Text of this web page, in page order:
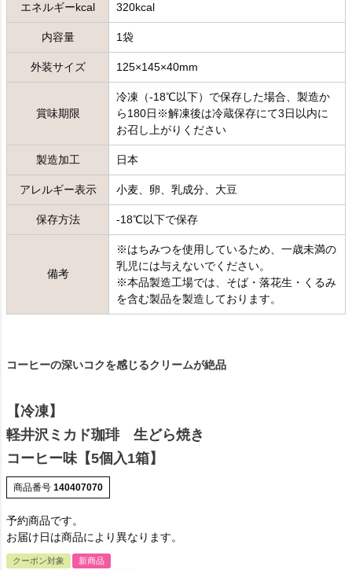
エネルギーkcal 320kcal
内容量 1袋
外装サイズ 125×145×40mm
賞味期限
冷凍（-18℃以下）で保存した場合、製造か
ら180日※解凍後は冷蔵保存にて3日以内に
お召し上がりください
製造加工 日本
アレルギー表示 小麦、卵、乳成分、大豆
保存方法 -18℃以下で保存
備考
※はちみつを使用しているため、一歳未満の
乳児には与えないでください。
※本品製造工場では、そば・落花生・くるみ
を含む製品を製造しております。
コーヒーの深いコクを感じるクリームが絶品
【冷凍】
軽井沢ミカド珈琲 生どら焼き
コーヒー味【5個入1箱】
商品番号 140407070
予約商品です。
お届け日は商品により異なります。
クーポン対象
新商品